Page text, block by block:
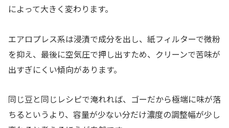
によって大きく変わります。
エアロプレス系は浸漬で成分を出し、紙フィルターで微粉
を抑え、最後に空気圧で押し出すため、クリーンで苦味が
出すぎにくい傾向があります。
同じ豆と同じレシピで淹れれば、ゴーだから極端に味が落
ちるというより、容量が少ない分だけ濃度の調整幅が少し